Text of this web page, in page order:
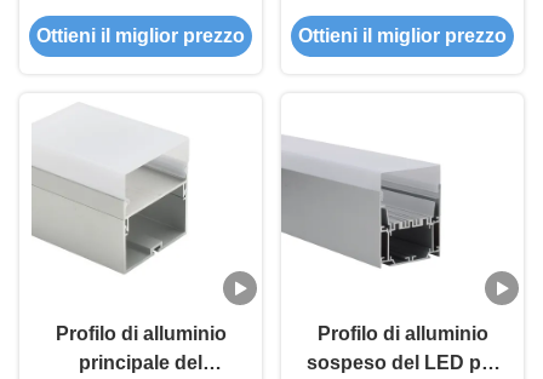
di alluminio di In LED
del driver ha condotto
Ottieni il miglior prezzo
del driver messo ha
condotto il profilo
Ottieni il miglior prezzo
Profilo di alluminio
principale del
Profilo di alluminio
sospeso del LED per